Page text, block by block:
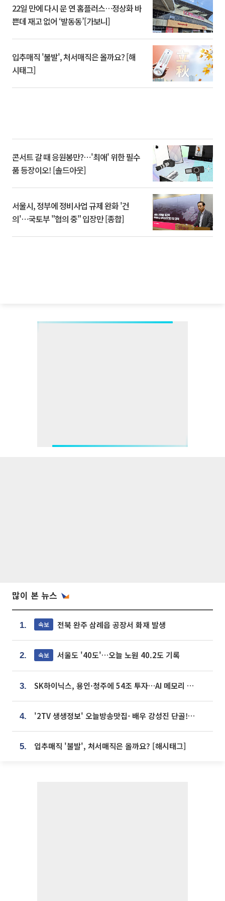
22일 만에 다시 문 연 홈플러스…정상화 바
쁜데 재고 없어 ‘발동동’[가보니]
입추매직 '불발', 처서매직은 올까요? [해
시태그]
콘서트 갈 때 응원봉만?⋯'최애' 위한 필수
품 등장이오! [솔드아웃]
서울시, 정부에 정비사업 규제 완화 '건
의'⋯국토부 "협의 중" 입장만 [종합]
많이 본 뉴스
1. 속보 전북 완주 삼례읍 공장서 화재 발생
2. 속보 서울도 '40도'…오늘 노원 40.2도 기록
3. SK하이닉스, 용인·청주에 54조 투자…AI 메모리 생산기지 키운다
4. '2TV 생생정보' 오늘방송맛집- 배우 강성진 단골! 쌀국수ㆍ푸팟퐁 커리 맛집 '블○○○'
5. 입추매직 '불발', 처서매직은 올까요? [해시태그]